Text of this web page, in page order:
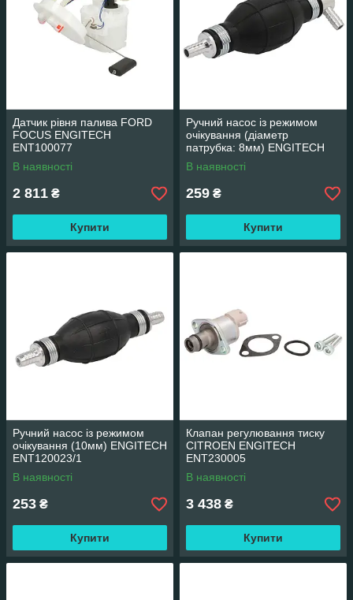
Датчик рівня палива FORD
FOCUS ENGITECH
ENT100077
В наявності
2 811 ₴
Купити
Ручний насос із режимом
очікування (діаметр
патрубка: 8мм) ENGITECH
ENT120026/1
В наявності
259 ₴
Купити
Ручний насос із режимом
очікування (10мм) ENGITECH
ENT120023/1
В наявності
253 ₴
Купити
Клапан регулювання тиску
CITROEN ENGITECH
ENT230005
В наявності
3 438 ₴
Купити